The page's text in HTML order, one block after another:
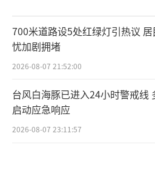
700米道路设5处红绿灯引热议 居
忧加剧拥堵
2026-08-07 21:52:00
台风白海豚已进入24小时警戒线
启动应急响应
2026-08-07 23:11:57